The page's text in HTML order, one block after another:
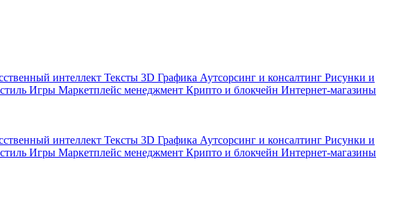
интеллект Тексты 3D Графика Аутсорсинг и консалтинг Рисунки и
Игры Маркетплейс менеджмент Крипто и блокчейн Интернет-магазины
интеллект Тексты 3D Графика Аутсорсинг и консалтинг Рисунки и
Игры Маркетплейс менеджмент Крипто и блокчейн Интернет-магазины